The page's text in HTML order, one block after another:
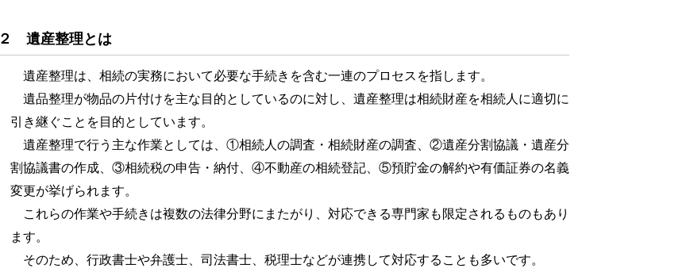
２ 遺産整理とは
遺産整理は、相続の実務において必要な手続きを含む一連のプロセスを指します。
遺品整理が物品の片付けを主な目的としているのに対し、遺産整理は相続財産を相続人に適切に
引き継ぐことを目的としています。
遺産整理で行う主な作業としては、①相続人の調査・相続財産の調査、②遺産分割協議・遺産分
割協議書の作成、③相続税の申告・納付、④不動産の相続登記、⑤預貯金の解約や有価証券の名義
変更が挙げられます。
これらの作業や手続きは複数の法律分野にまたがり、対応できる専門家も限定されるものもあり
ます。
そのため、行政書士や弁護士、司法書士、税理士などが連携して対応することも多いです。